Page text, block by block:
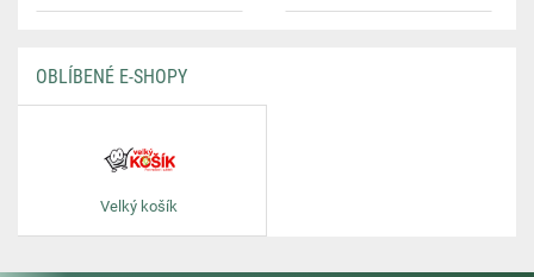
OBLÍBENÉ E-SHOPY
Velký košík